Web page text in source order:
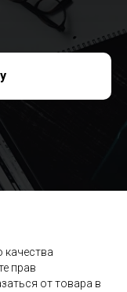
качества
прав
от товара в